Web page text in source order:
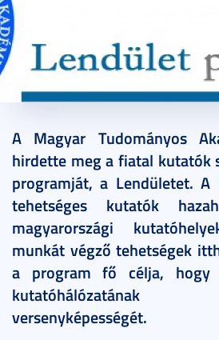
A Magyar Tudományos
hirdette meg a fiatal kutatók
programját, a Lendületet.
tehetséges kutatók
magyarországi
munkát végző tehetségek
a program fő célja, hogy
versenyképességét.